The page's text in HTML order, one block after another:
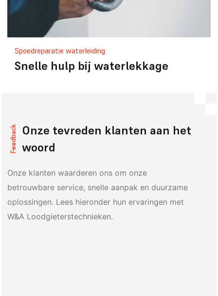
Spoedreparatie waterleiding
Snelle hulp bij waterlekkage
Feedback Onze tevreden klanten aan het
woord
Onze klanten waarderen ons om onze
betrouwbare service, snelle aanpak en duurzame
oplossingen. Lees hieronder hun ervaringen met
W&A Loodgieterstechnieken.